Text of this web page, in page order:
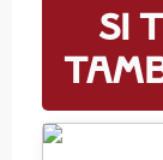
Si